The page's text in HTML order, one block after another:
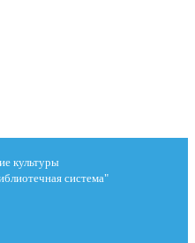
культуры
система"